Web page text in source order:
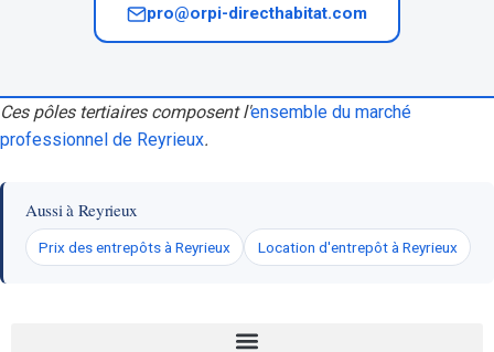
pro@orpi-directhabitat.com
Ces pôles tertiaires composent l'ensemble du marché
professionnel de Reyrieux.
Aussi à Reyrieux
Prix des entrepôts à Reyrieux Location d'entrepôt à Reyrieux